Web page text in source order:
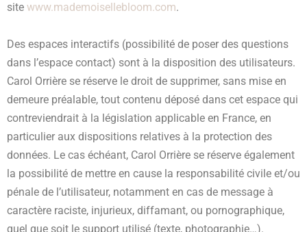
site www.mademoisellebloom.com.
Des espaces interactifs (possibilité de poser des questions
dans l’espace contact) sont à la disposition des utilisateurs.
Carol Orrière se réserve le droit de supprimer, sans mise en
demeure préalable, tout contenu déposé dans cet espace qui
contreviendrait à la législation applicable en France, en
particulier aux dispositions relatives à la protection des
données. Le cas échéant, Carol Orrière se réserve également
la possibilité de mettre en cause la responsabilité civile et/ou
pénale de l’utilisateur, notamment en cas de message à
caractère raciste, injurieux, diffamant, ou pornographique,
quel que soit le support utilisé (texte, photographie…).